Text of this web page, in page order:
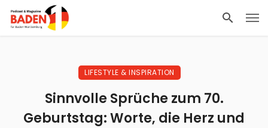
LIFESTYLE & INSPIRATION
Sinnvolle Sprüche zum 70.
Geburtstag: Worte, die Herz und